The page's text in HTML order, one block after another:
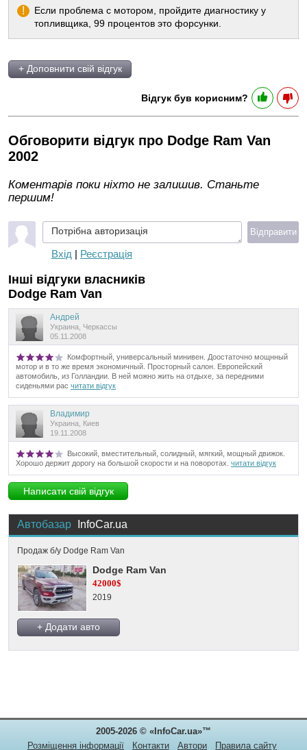
Если проблема с мотором, пройдите диагностику у
топливщика, 99 процентов это форсунки.
+ Доповнити свій відгук
Відгук був корисним?
Обговорити відгук про Dodge Ram Van
2002
Коментарів поки ніхто не залишив. Станьте
першим!
Потрібна авторизація
Вхід | Реєстрація
Відправити
Інші відгуки власників
Dodge Ram Van
Андрей
Украина, Черкассы
05.11.2008
Комфортный, универсальный минивен. Доостаточно мощнный
мотор и в то же время экономичный. Просторный салон. Европейский
автомобиль, из Голландии. В ней можно жить на отдыхе, за передними
сиденьями рас читати відгук
Владимир
Украина, Киев
19.11.2008
Высокий, вместительный, солидный, мягкий, мощный движок.
Хорошо держит дорогу на большой скорости и на поворотах. читати відгук
Написати свій відгук
Автобазар InfoCar.ua
Продаж б/у Dodge Ram Van
Dodge Ram Van
42000$
2019
+ Додати авто
2005-2026 © «InfoCar.ua»™
Розміщення інформації
Контакти Автори Правила сайту